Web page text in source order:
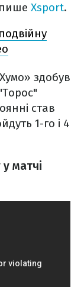
Xsport.
здобув
став
1-го і 4
матчі